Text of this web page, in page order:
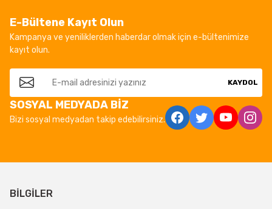
E-Bültene Kayıt Olun
Kampanya ve yeniliklerden haberdar olmak için e-bültenimize
kayıt olun.
KAYDOL
SOSYAL MEDYADA BİZ
Bizi sosyal medyadan takip edebilirsiniz.
BİLGİLER